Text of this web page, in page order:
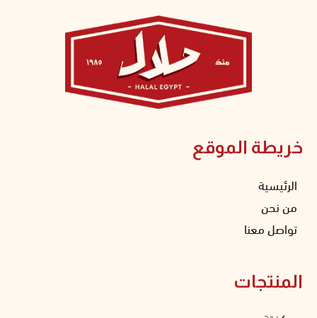
خريطة الموقع
الرئيسية
من نحن
تواصل معنا
المنتجات